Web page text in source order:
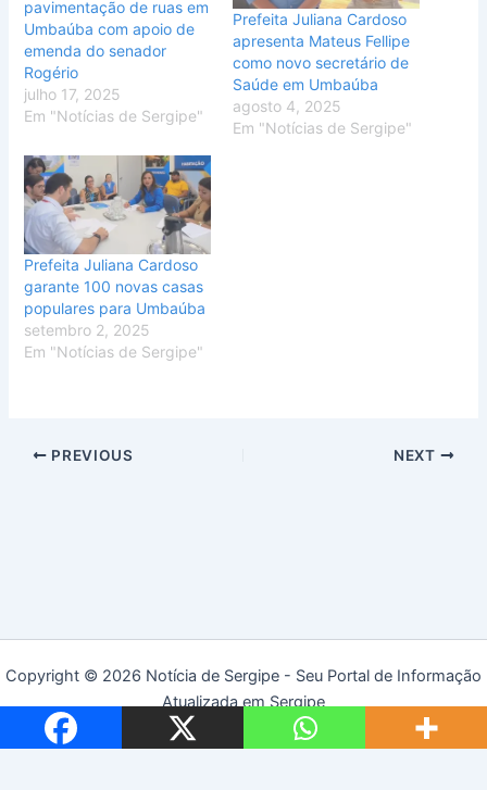
pavimentação de ruas em
Umbaúba com apoio de
emenda do senador
Rogério
julho 17, 2025
Em "Notícias de Sergipe"
Prefeita Juliana Cardoso
apresenta Mateus Fellipe
como novo secretário de
Saúde em Umbaúba
agosto 4, 2025
Em "Notícias de Sergipe"
Prefeita Juliana Cardoso
garante 100 novas casas
populares para Umbaúba
setembro 2, 2025
Em "Notícias de Sergipe"
PREVIOUS NEXT
Copyright © 2026 Notícia de Sergipe - Seu Portal de Informação
Atualizada em Sergipe